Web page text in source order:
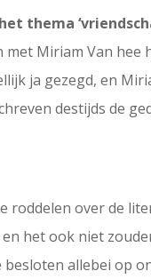
thema
Miriam Van hee
ja gezegd, en
destijds de
roddelen over de
het ook niet
allebei op